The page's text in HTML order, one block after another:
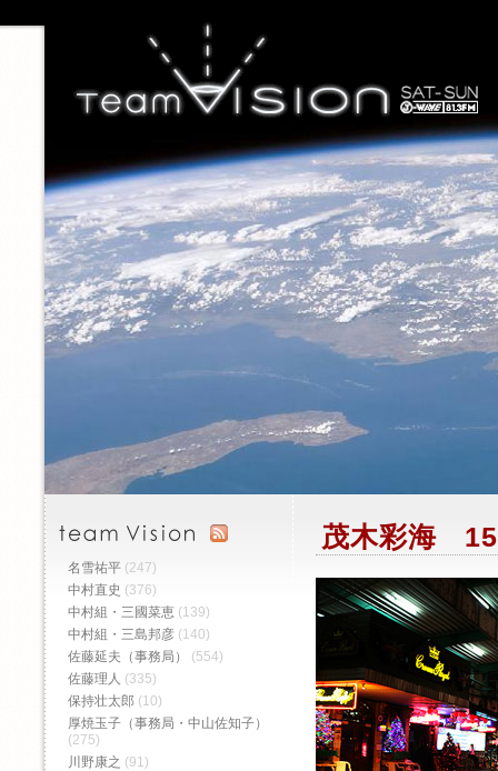
茂木彩海 15
名雪祐平 (247)
中村直史 (376)
中村組・三國菜恵 (139)
中村組・三島邦彦 (140)
佐藤延夫（事務局）
(554)
佐藤理人 (335)
保持壮太郎 (10)
厚焼玉子（事務局・中山佐知子）
(275)
川野康之 (91)